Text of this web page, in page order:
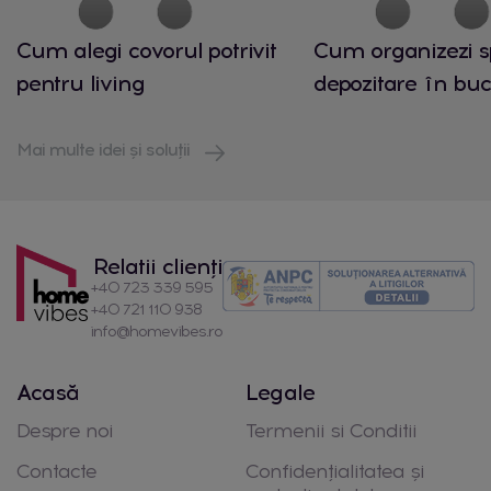
Cum alegi covorul potrivit
pentru living
Cum organizezi
depozitare în
Mai multe idei și soluții
Relatii clienți
+40 723 339 595
+40 721 110 938
info@homevibes.ro
Acasă
Despre noi
Contacte
Legale
Termenii si Conditii
Confidențialitatea și